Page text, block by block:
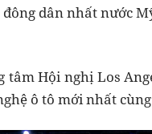
dân nhất nước
Hội nghị Los
ô tô mới nhất